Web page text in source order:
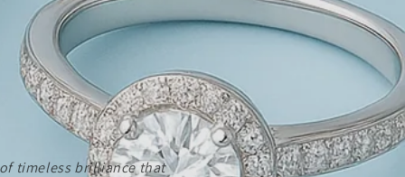
timeless brilliance that